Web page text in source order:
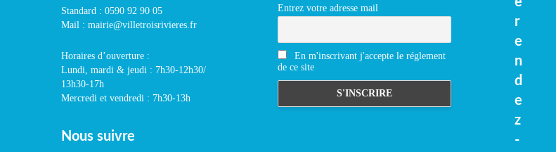
Standard : 0590 92 90 05
Mail : mairie@villetroisrivieres.fr
Horaires d’ouverture :
Lundi, mardi & jeudi : 7h30-12h30/
13h30-17h
Mercredi et vendredi : 7h30-13h
Nous suivre
Entrez votre adresse mail
En m'inscrivant j'accepte le réglement
de ce site
r
e
n
d
e
z
-